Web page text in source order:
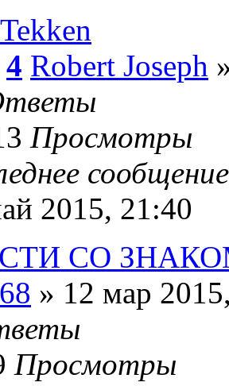
4 Robert Joseph
Просмотры
2015, 21:40
СО
» 12 мар
Просмотры